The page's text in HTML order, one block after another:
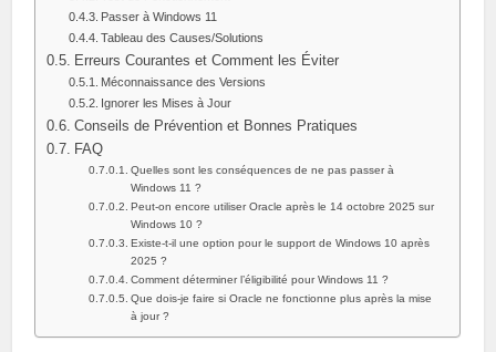
Passer à Windows 11
Tableau des Causes/Solutions
Erreurs Courantes et Comment les Éviter
Méconnaissance des Versions
Ignorer les Mises à Jour
Conseils de Prévention et Bonnes Pratiques
FAQ
Quelles sont les conséquences de ne pas passer à
Windows 11 ?
Peut-on encore utiliser Oracle après le 14 octobre 2025 sur
Windows 10 ?
Existe-t-il une option pour le support de Windows 10 après
2025 ?
Comment déterminer l’éligibilité pour Windows 11 ?
Que dois-je faire si Oracle ne fonctionne plus après la mise
à jour ?